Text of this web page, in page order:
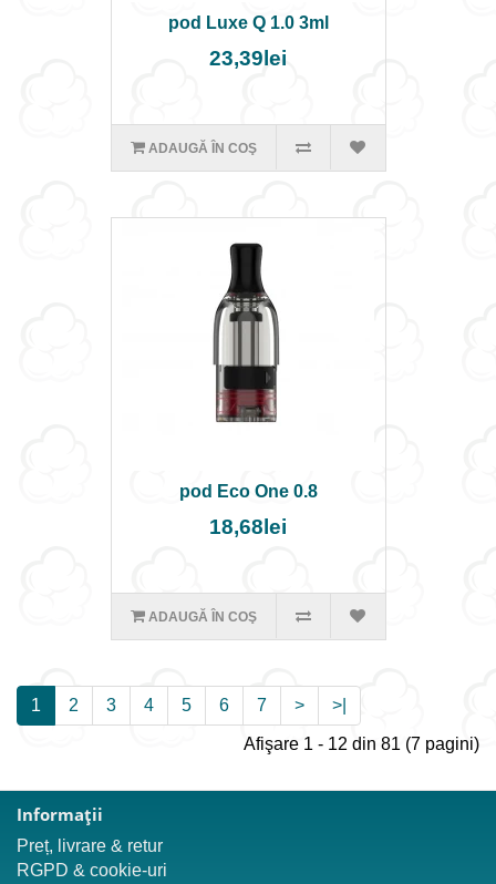
pod Luxe Q 1.0 3ml
23,39lei
ADAUGĂ ÎN COŞ
pod Eco One 0.8
18,68lei
ADAUGĂ ÎN COŞ
1 2 3 4 5 6 7 > >|
Afişare 1 - 12 din 81 (7 pagini)
Informaţii
Preț, livrare & retur
RGPD & cookie-uri